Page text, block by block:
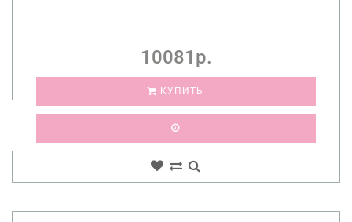
10081р.
КУПИТЬ